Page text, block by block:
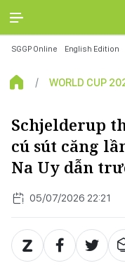
SGGP Online English Edition
WORLD CUP
Schjelderup
cú sút căng
Na Uy dẫn
05/07/2026 22:21